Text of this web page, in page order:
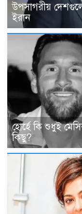
উপসাগরীয়
ইরান
হোর্হে কি শুধুই
কিছু?